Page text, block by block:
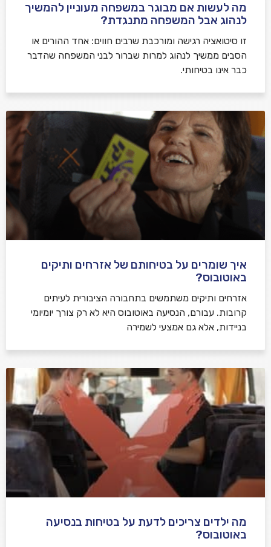
מה לעשות אם מבוגר במשפחה מעוניין להמשיך
לנהוג אבל המשפחה מתנגדת?
זו סיטואציה רגישה ומורכבת שרבים חווים: אחד ההורים או
הסבים ממשיך לנהוג למרות שברור לבני המשפחה שהדבר
כבר אינו בטיחותי.
איך שומרים על בטיחותם של אזרחים ותיקים
באוטובוס?
אזרחים ותיקים משתמשים בתחבורה הציבורית לעיתים
קרובות. עבורם, הנסיעה באוטובוס היא לא רק צורך יומיומי
בניידות, אלא גם אמצעי לשמירה
מה ילדים צריכים לדעת על בטיחות בנסיעה
באוטובוס?